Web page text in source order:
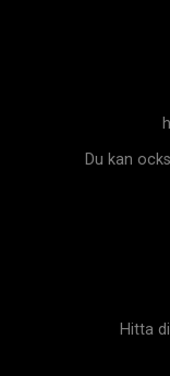
Du kan
Hitta